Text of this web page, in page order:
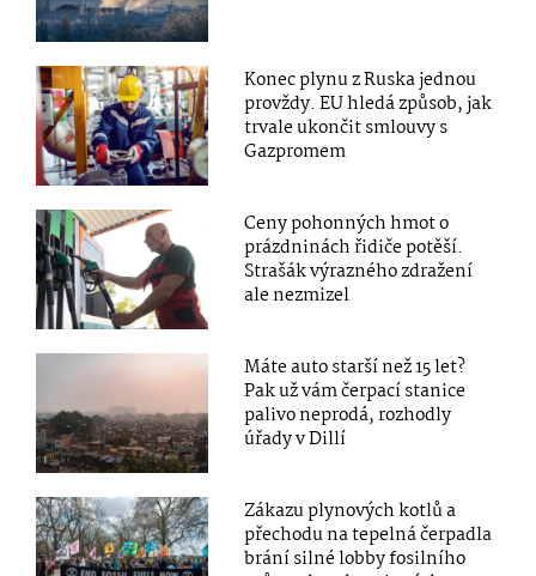
Konec plynu z Ruska jednou
provždy. EU hledá způsob, jak
trvale ukončit smlouvy s
Gazpromem
Ceny pohonných hmot o
prázdninách řidiče potěší.
Strašák výrazného zdražení
ale nezmizel
Máte auto starší než 15 let?
Pak už vám čerpací stanice
palivo neprodá, rozhodly
úřady v Dillí
Zákazu plynových kotlů a
přechodu na tepelná čerpadla
brání silné lobby fosilního